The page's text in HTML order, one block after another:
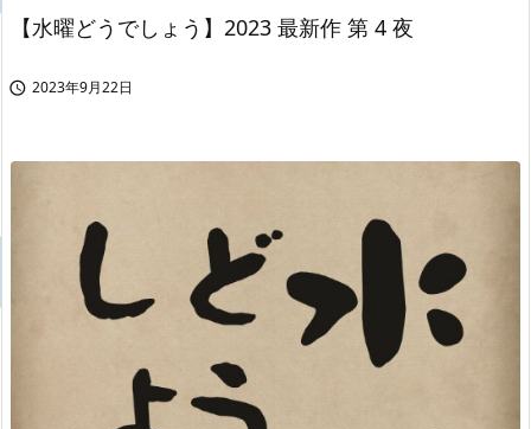
【水曜どうでしょう】2023 最新作 第 4 夜
 2023年9月22日